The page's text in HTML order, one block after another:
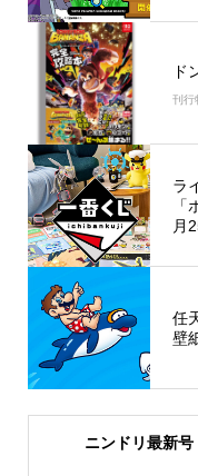
ド
刊行
ラ
月
任
壁
ニンドリ最新号